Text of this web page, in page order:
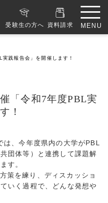
受験生の方へ 資料請求
践報告会」を開催します！
「令和7年度PBL実
！
は、今年度県内の大学がPBL
団体等）と連携して課題解
す。
策を練り、ディスカッショ
いく過程で、どんな発想や